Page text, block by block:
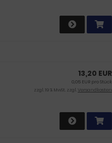
13,20 EUR
0,05 EUR pro Stück
zzgl. 19 % MwSt. zzgl.Versandkosten